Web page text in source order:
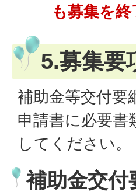
も募集を終
5.募集要
補助金等交付要
申請書に必要書
してください。
補助金交付